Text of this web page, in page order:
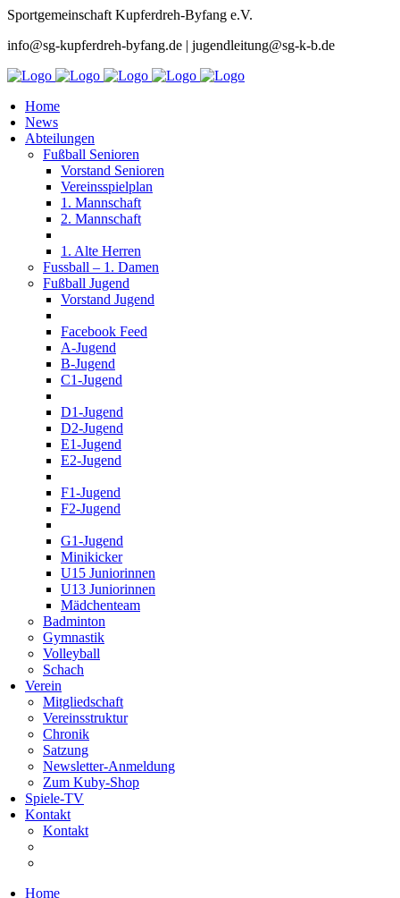
Sportgemeinschaft Kupferdreh-Byfang e.V.
info@sg-kupferdreh-byfang.de | jugendleitung@sg-k-b.de
Home
News
Abteilungen
Fußball Senioren
Vorstand Senioren
Vereinsspielplan
1. Mannschaft
2. Mannschaft
1. Alte Herren
Fussball – 1. Damen
Fußball Jugend
Vorstand Jugend
Facebook Feed
A-Jugend
B-Jugend
C1-Jugend
D1-Jugend
D2-Jugend
E1-Jugend
E2-Jugend
F1-Jugend
F2-Jugend
G1-Jugend
Minikicker
U15 Juniorinnen
U13 Juniorinnen
Mädchenteam
Badminton
Gymnastik
Volleyball
Schach
Verein
Mitgliedschaft
Vereinsstruktur
Chronik
Satzung
Newsletter-Anmeldung
Zum Kuby-Shop
Spiele-TV
Kontakt
Kontakt
Home